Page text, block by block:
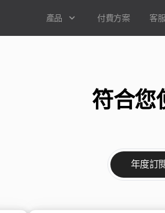
產品 付費方案 客
符合您
年度訂